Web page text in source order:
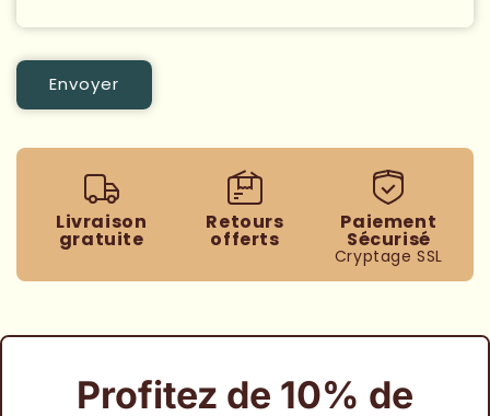
Envoyer
Livraison
gratuite
Retours
offerts
Paiement
Sécurisé
Cryptage SSL
Profitez de 10% de